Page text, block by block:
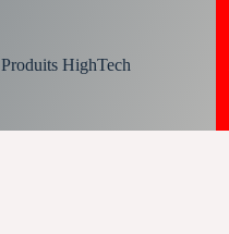
Produits HighTech